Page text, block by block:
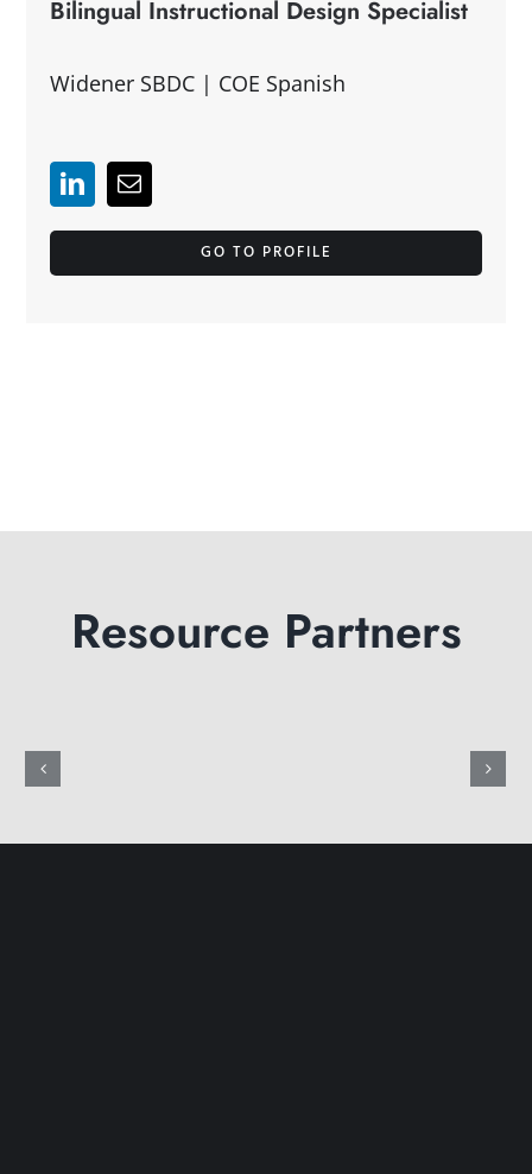
Bilingual Instructional Design Specialist
Widener SBDC | COE Spanish
GO TO PROFILE
Resource Partners